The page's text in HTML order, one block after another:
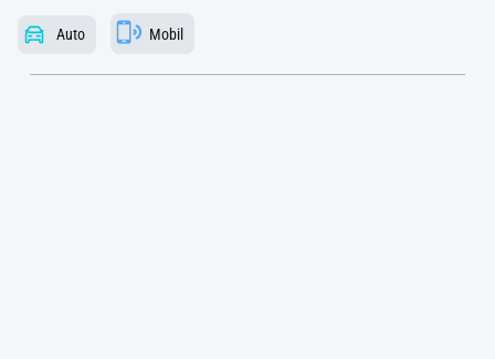
Auto Mobil